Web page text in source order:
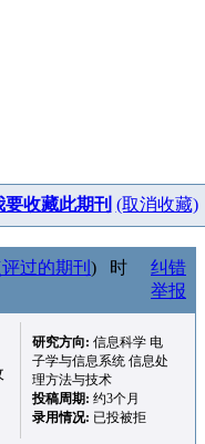
要收藏此期刊 (取消收藏)
过的期刊 ) 时
纠错
举报
研究方向: 信息科学 电
子学与信息系统 信息处
理方法与技术
投稿周期: 约3个月
录用情况: 已投被拒